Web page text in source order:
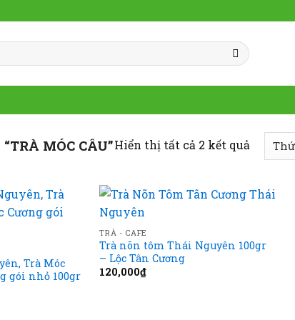
MÓC CÂU”Hiển thị tất cả 2 kết quả
Trà Móc
gói nhỏ 100gr
TRÀ - CAFE
Trà nõn tôm Thái Nguyên 100gr
– Lộc Tân Cương
120,000₫